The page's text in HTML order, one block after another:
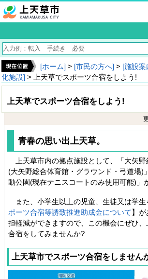
[ホーム] > [市民の方へ] > [施設案
化施設] > 上天草でスポーツ合宿をしよう!
上天草でスポーツ合宿をしよう!
青春の思い出上天草。
上天草市内の拠点施設として、「大矢野
(大矢野総合体育館・グラウンド・弓道場)
動公園(現在テニスコートのみ使用可能)」
また、小学生以上の児童、生徒又は学生
ポーツ合宿等誘致推進助成金について 】
担軽減ができますので、この機会にぜひ
合宿をしてみませんか?
上天草市でスポーツ合宿をしません